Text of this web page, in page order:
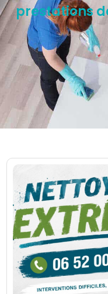
prestations